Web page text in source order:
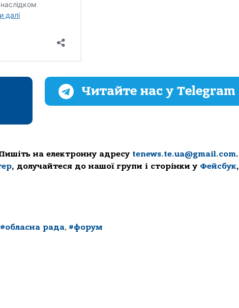
Читайте нас у Telegram
на електронну адресу tenews.te.ua@gmail.com.
, долучайтеся до нашої групи і сторінки у Фейсбук,
#обласна рада, #форум